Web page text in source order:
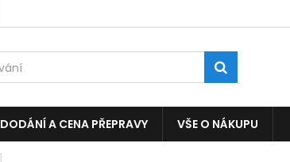
DODÁNÍ A CENA PŘEPRAVY VŠE O NÁKUPU